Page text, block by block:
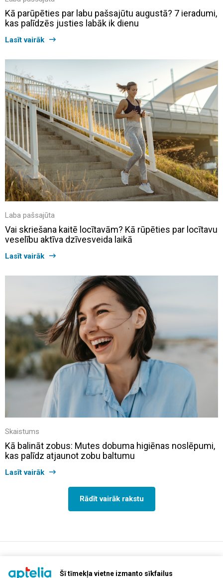
Šī tīmekļa vietne izmanto sīkfailus
Kā parūpēties par labu pašsajūtu augustā? 7 ieradumi,
kas palīdzēs justies labāk ik dienu
Lasīt vairāk
Laba pašsajūta
Vai skriešana kaitē locītavām? Kā rūpēties par locītavu
veselību aktīva dzīvesveida laikā
Lasīt vairāk
Skaistums
Kā balināt zobus: Mutes dobuma higiēnas noslēpumi,
kas palīdz atjaunot zobu baltumu
Lasīt vairāk
Rādīt vairāk rakstu